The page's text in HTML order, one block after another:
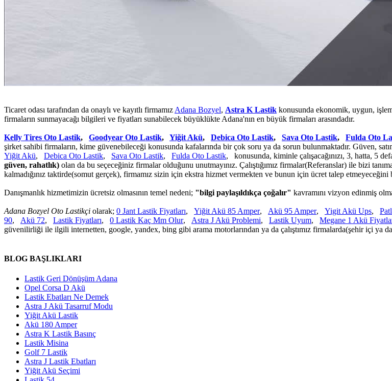
Ticaret odası tarafından da onaylı ve kayıtlı firmamız Adana Bozyel, Astra K Lastik konusunda ekonomik, uygun,
firmaların sunmayacağı bilgileri ve fiyatları sunabilecek büyüklükte Adana'nın en büyük firmaları arasındadır.
Kelly Tires Oto Lastik, Goodyear Oto Lastik, Yiğit Akü, Debica Oto Lastik, Sava Oto Lastik, Fulda Oto
şirket sahibi firmaların, kime güvenebileceği konusunda kafalarında bir çok soru ya da sorun bulunmaktadır. Güven,
Yiğit Akü, Debica Oto Lastik, Sava Oto Lastik, Fulda Oto Lastik, konusunda, kiminle çalışacağınızı, 3, hatta, 5
güven, rahatlık) olan da bu seçeceğiniz firmalar olduğunu unutmayınız. Çalıştığımız firmalar(Referanslar) ile bizi
kalmadığınız taktirde(somut gerçek), firmamız sizin için ekstra hizmet vermekten ve bunun için ücret talep etmeyeceğini
Danışmanlık hizmetimizin ücretsiz olmasının temel nedeni; "bilgi paylaşıldıkça çoğalır" kavramını vizyon edinmiş
Adana Bozyel Oto Lastikçi olarak; 0 Jant Lastik Fiyatları, Yiğit Akü 85 Amper, Akü 95 Amper, Yigit Akü Ups,
90, Akü 72, Lastik Fiyatları, 0 Lastik Kaç Mm Olur, Astra J Akü Problemi, Lastik Uyum, Megane 1 Akü
güvenilirliği ile ilgili internetten, google, yandex, bing gibi arama motorlarından ya da çalıştımız firmalarda(şehir içi ya da
BLOG BAŞLIKLARI
Lastik Geri Dönüşüm Adana
Opel Corsa D Akü
Lastik Ebatları Ne Demek
Astra J Akü Tasarruf Modu
Yiğit Akü Lastik
Akü 180 Amper
Astra K Lastik Basınç
Lastik Misina
Golf 7 Lastik
Astra J Lastik Ebatları
Yiğit Akü Seçimi